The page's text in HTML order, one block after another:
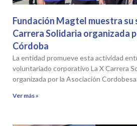
Fundación Magtel muestra su
Carrera Solidaria organizada
Córdoba
La entidad promueve esta actividad
voluntariado corporativo La X Carrera
organizada por la Asociación
Ver más »